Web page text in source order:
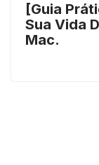
[Guia
Sua Vida
Mac.